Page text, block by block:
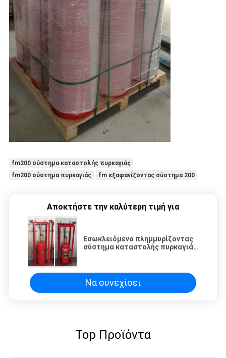
fm200 σύστημα καταστολής πυρκαγιάς
fm200 σύστημα πυρκαγιάς
fm εξαφανίζοντας σύστημα 200
Αποκτήστε την καλύτερη τιμή για
Εσωκλειόμενο πλημμυρίζοντας
σύστημα καταστολής πυρκαγιάς
Να συνεχίσει
Top Προϊόντα